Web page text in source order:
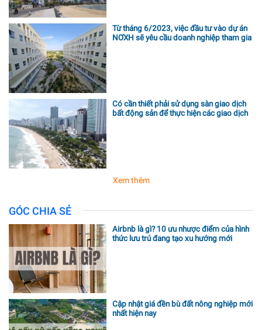
Từ tháng 6/2023, việc đầu tư vào dự án
NƠXH sẽ yêu cầu doanh nghiệp tham gia
Có cần thiết phải sử dụng sàn giao dịch
bất động sản để thực hiện các giao dịch
Xem thêm
GÓC CHIA SẺ
Airbnb là gì? 10 ưu nhược điểm của hình
thức lưu trú đang tạo xu hướng mới
Cập nhật giá đền bù đất nông nghiệp mới
nhất hiện nay